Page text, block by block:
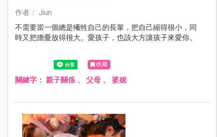
作者： Jiun
不需要當一個總是犧牲自己的長輩，把自己縮得很小，同
時又把擔憂放得很大。愛孩子，也該大方讓孩子來愛你。
收藏
關鍵字： 親子關係、 父母、 婆媳